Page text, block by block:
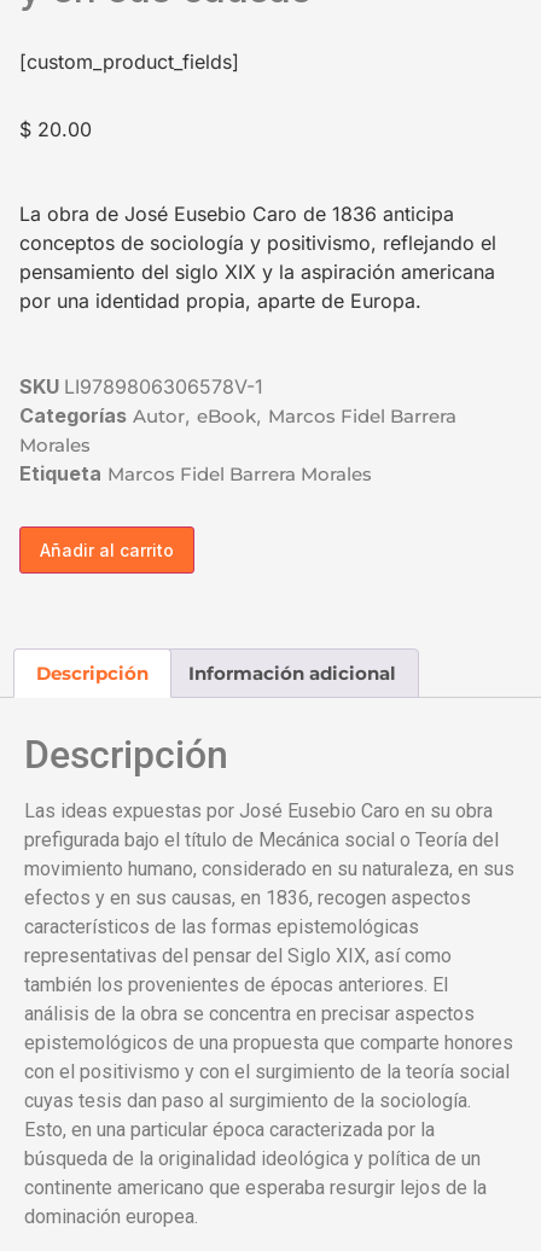
[custom_product_fields]
$ 20.00
La obra de José Eusebio Caro de 1836 anticipa
conceptos de sociología y positivismo, reflejando el
pensamiento del siglo XIX y la aspiración americana
por una identidad propia, aparte de Europa.
SKU LI9789806306578V-1
Categorías Autor, eBook, Marcos Fidel Barrera
Morales
Etiqueta Marcos Fidel Barrera Morales
Añadir al carrito
Descripción Información adicional
Descripción
Las ideas expuestas por José Eusebio Caro en su obra
prefigurada bajo el título de Mecánica social o Teoría del
movimiento humano, considerado en su naturaleza, en sus
efectos y en sus causas, en 1836, recogen aspectos
característicos de las formas epistemológicas
representativas del pensar del Siglo XIX, así como
también los provenientes de épocas anteriores. El
análisis de la obra se concentra en precisar aspectos
epistemológicos de una propuesta que comparte honores
con el positivismo y con el surgimiento de la teoría social
cuyas tesis dan paso al surgimiento de la sociología.
Esto, en una particular época caracterizada por la
búsqueda de la originalidad ideológica y política de un
continente americano que esperaba resurgir lejos de la
dominación europea.